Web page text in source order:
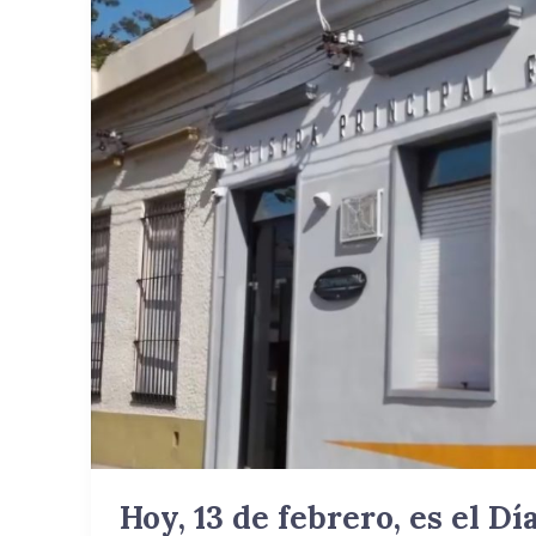
Hoy, 13 de febrero, es el
13
de
febrero,
es
el
Día
Mundial
de
Radio.